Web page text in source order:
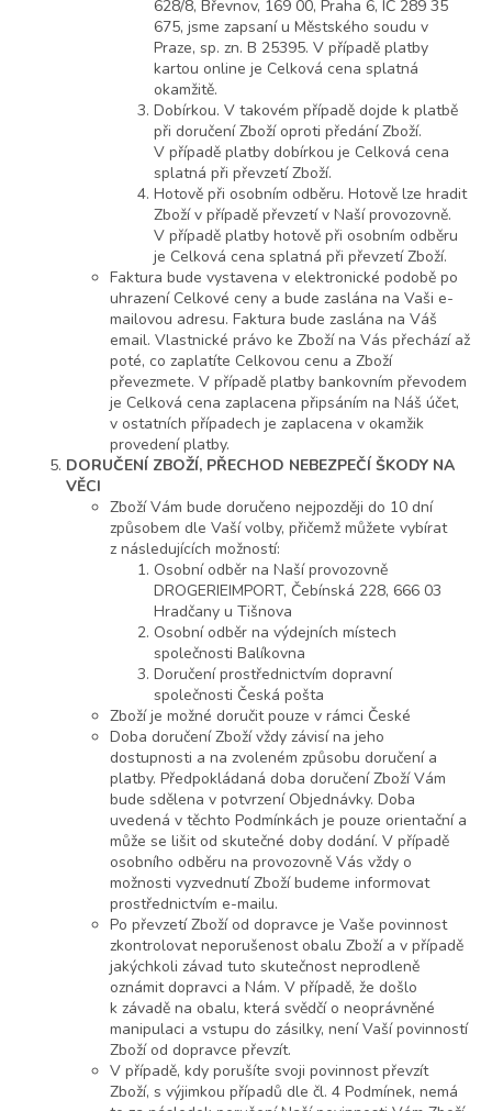
628/8, Břevnov, 169 00, Praha 6, IČ 289 35
675, jsme zapsaní u Městského soudu v
Praze, sp. zn. B 25395. V případě platby
kartou online je Celková cena splatná
okamžitě.
Dobírkou. V takovém případě dojde k platbě
při doručení Zboží oproti předání Zboží.
V případě platby dobírkou je Celková cena
splatná při převzetí Zboží.
Hotově při osobním odběru. Hotově lze hradit
Zboží v případě převzetí v Naší provozovně.
V případě platby hotově při osobním odběru
je Celková cena splatná při převzetí Zboží.
Faktura bude vystavena v elektronické podobě po
uhrazení Celkové ceny a bude zaslána na Vaši e-
mailovou adresu. Faktura bude zaslána na Váš
email. Vlastnické právo ke Zboží na Vás přechází až
poté, co zaplatíte Celkovou cenu a Zboží
převezmete. V případě platby bankovním převodem
je Celková cena zaplacena připsáním na Náš účet,
v ostatních případech je zaplacena v okamžik
provedení platby.
DORUČENÍ ZBOŽÍ, PŘECHOD NEBEZPEČÍ ŠKODY NA
VĚCI
Zboží Vám bude doručeno nejpozději do 10 dní
způsobem dle Vaší volby, přičemž můžete vybírat
z následujících možností:
Osobní odběr na Naší provozovně
DROGERIEIMPORT, Čebínská 228, 666 03
Hradčany u Tišnova
Osobní odběr na výdejních místech
společnosti Balíkovna
Doručení prostřednictvím dopravní
společnosti Česká pošta
Zboží je možné doručit pouze v rámci České
Doba doručení Zboží vždy závisí na jeho
dostupnosti a na zvoleném způsobu doručení a
platby. Předpokládaná doba doručení Zboží Vám
bude sdělena v potvrzení Objednávky. Doba
uvedená v těchto Podmínkách je pouze orientační a
může se lišit od skutečné doby dodání. V případě
osobního odběru na provozovně Vás vždy o
možnosti vyzvednutí Zboží budeme informovat
prostřednictvím e-mailu.
Po převzetí Zboží od dopravce je Vaše povinnost
zkontrolovat neporušenost obalu Zboží a v případě
jakýchkoli závad tuto skutečnost neprodleně
oznámit dopravci a Nám. V případě, že došlo
k závadě na obalu, která svědčí o neoprávněné
manipulaci a vstupu do zásilky, není Vaší povinností
Zboží od dopravce převzít.
V případě, kdy porušíte svoji povinnost převzít
Zboží, s výjimkou případů dle čl. 4 Podmínek, nemá